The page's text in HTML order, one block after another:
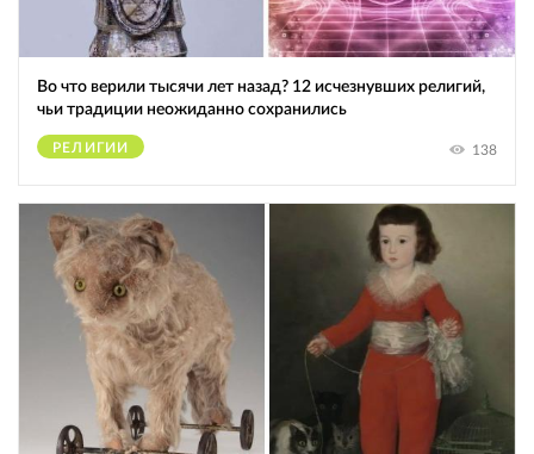
Во что верили тысячи лет назад? 12 исчезнувших религий,
чьи традиции неожиданно сохранились
РЕЛИГИИ 138